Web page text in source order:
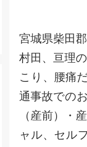
宮城県柴田
村田、亘理
こり、腰痛
通事故での
（産前）・
ャル、セル